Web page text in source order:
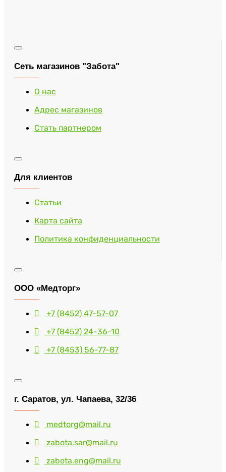
Сеть магазинов "Забота"
О нас
Адрес магазинов
Стать партнером
Для клиентов
Статьи
Карта сайта
Политика конфиденциальности
ООО «Медторг»
+7 (8452) 47-57-07
+7 (8452) 24-36-10
+7 (8453) 56-77-87
г. Саратов, ул. Чапаева, 32/36
medtorg@mail.ru
zabota.sar@mail.ru
zabota.eng@mail.ru